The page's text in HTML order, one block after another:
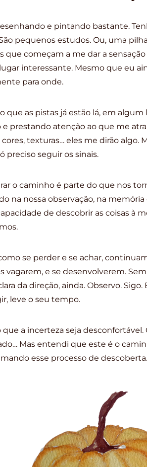
e pintando bastante.
pequenos estudos. Ou, uma
que começam a me dar a
interessante. Mesmo que eu
para onde.
que as pistas já estão lá, em
e prestando atenção ao que me
cores, texturas… eles me dirão algo.
preciso seguir os sinais.
o caminho é parte do que nos
na nossa observação, na
de descobrir as coisas à
se perder e se achar,
vagarem, e se desenvolverem.
da direção, ainda. Observo.
leve o seu tempo.
que a incerteza seja desconfortável.
Mas entendi que este é o
esse processo de descoberta.